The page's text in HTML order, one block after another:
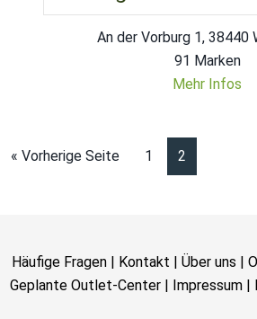
An der Vorburg 1, 38440
91 Marken
Mehr Infos
« Vorherige Seite 1 2
Häufige Fragen Kontakt Über uns
Geplante Outlet-Center| Impressum|